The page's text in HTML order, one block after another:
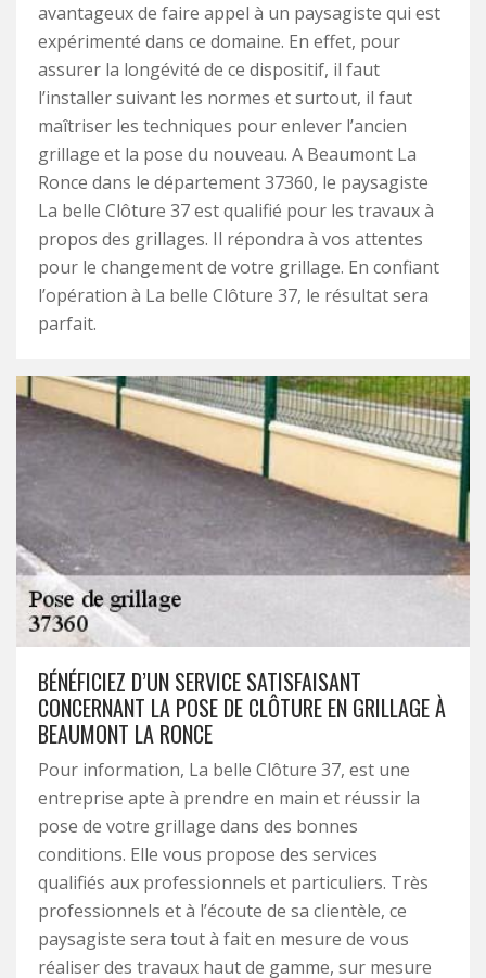
avantageux de faire appel à un paysagiste qui est
expérimenté dans ce domaine. En effet, pour
assurer la longévité de ce dispositif, il faut
l’installer suivant les normes et surtout, il faut
maîtriser les techniques pour enlever l’ancien
grillage et la pose du nouveau. A Beaumont La
Ronce dans le département 37360, le paysagiste
La belle Clôture 37 est qualifié pour les travaux à
propos des grillages. Il répondra à vos attentes
pour le changement de votre grillage. En confiant
l’opération à La belle Clôture 37, le résultat sera
parfait.
BÉNÉFICIEZ D’UN SERVICE SATISFAISANT
CONCERNANT LA POSE DE CLÔTURE EN GRILLAGE À
BEAUMONT LA RONCE
Pour information, La belle Clôture 37, est une
entreprise apte à prendre en main et réussir la
pose de votre grillage dans des bonnes
conditions. Elle vous propose des services
qualifiés aux professionnels et particuliers. Très
professionnels et à l’écoute de sa clientèle, ce
paysagiste sera tout à fait en mesure de vous
réaliser des travaux haut de gamme, sur mesure